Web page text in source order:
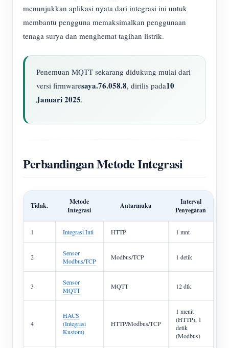
menunjukkan aplikasi nyata dari integrasi ini untuk
membantu pengguna memaksimalkan penggunaan
tenaga surya dan menghemat tagihan listrik.
Penemuan MQTT sekarang didukung mulai dari
versi firmwaresaya.76.058.8, dirilis pada10
Januari 2025.
Perbandingan Metode Integrasi
Tidak.
Metode
Integrasi
Antarmuka
Interval
Penyegaran
1 Integrasi Inti HTTP 1 mnt
2
Sensor
Modbus/TCP
Modbus/TCP 1 detik
3
Sensor
MQTT
MQTT 12 dtk
4
HACS
(Integrasi
Kustom)
HTTP/Modbus/TCP
1 menit
(HTTP), 1
detik
(Modbus)